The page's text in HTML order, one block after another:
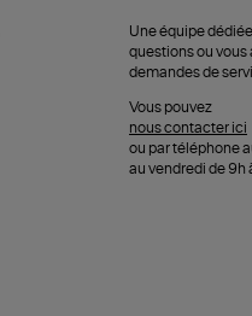
Une équipe
questions ou vous
demandes de
Vous pouvez
nous contacter ici
ou par téléphone
au vendredi de 9h